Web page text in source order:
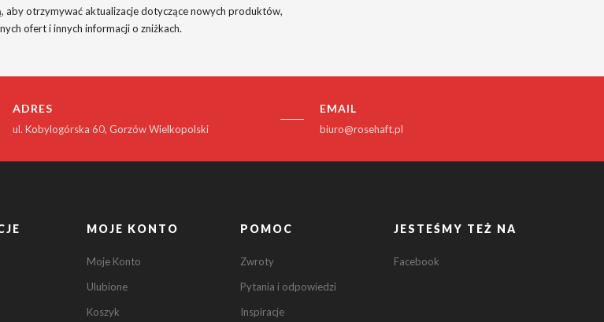
aby otrzymywać aktualizacje dotyczące nowych produktów,
ofert i innych informacji o zniżkach.
ADRES
ul. Kobylogórska 60, Gorzów Wielkopolski
EMAIL
biuro@rosehaft.pl
MOJE KONTO
Moje Konto
Ulubione
Koszyk
POMOC
Zwroty
Pytania i odpowiedzi
Inspiracje
JESTEŚMY TEŻ NA
Facebook